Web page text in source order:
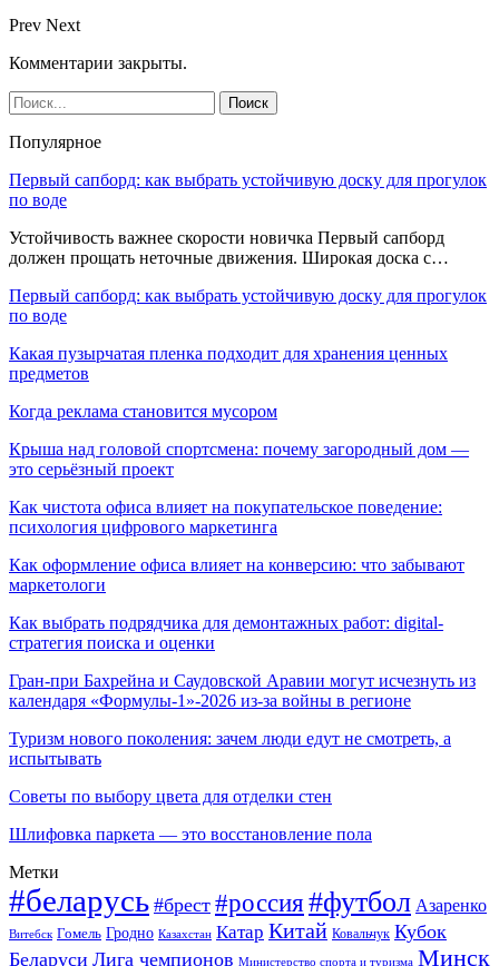
Prev Next
Комментарии закрыты.
Популярное
Первый сапборд: как выбрать устойчивую доску для прогулок
по воде
Устойчивость важнее скорости новичка Первый сапборд
должен прощать неточные движения. Широкая доска с…
Первый сапборд: как выбрать устойчивую доску для прогулок
по воде
Какая пузырчатая пленка подходит для хранения ценных
предметов
Когда реклама становится мусором
Крыша над головой спортсмена: почему загородный дом —
это серьёзный проект
Как чистота офиса влияет на покупательское поведение:
психология цифрового маркетинга
Как оформление офиса влияет на конверсию: что забывают
маркетологи
Как выбрать подрядчика для демонтажных работ: digital-
стратегия поиска и оценки
Гран-при Бахрейна и Саудовской Аравии могут исчезнуть из
календаря «Формулы-1»-2026 из-за войны в регионе
Туризм нового поколения: зачем люди едут не смотреть, а
испытывать
Советы по выбору цвета для отделки стен
Шлифовка паркета — это восстановление пола
Метки
#беларусь #брест #россия#футбол Азаренко
Витебск Гомель Гродно Казахстан Катар Китай Ковальчук Кубок
Беларуси Лига чемпионов Министерство спорта и туризма Минск